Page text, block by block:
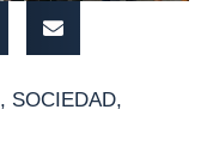
, SOCIEDAD,